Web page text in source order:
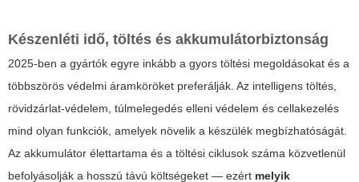
Készenléti idő, töltés és akkumulátorbiztonság
2025-ben a gyártók egyre inkább a gyors töltési megoldásokat és a
többszörös védelmi áramköröket preferálják. Az intelligens töltés,
rövidzárlat-védelem, túlmelegedés elleni védelem és cellakezelés
mind olyan funkciók, amelyek növelik a készülék megbízhatóságát.
Az akkumulátor élettartama és a töltési ciklusok száma közvetlenül
befolyásolják a hosszú távú költségeket — ezért melyik